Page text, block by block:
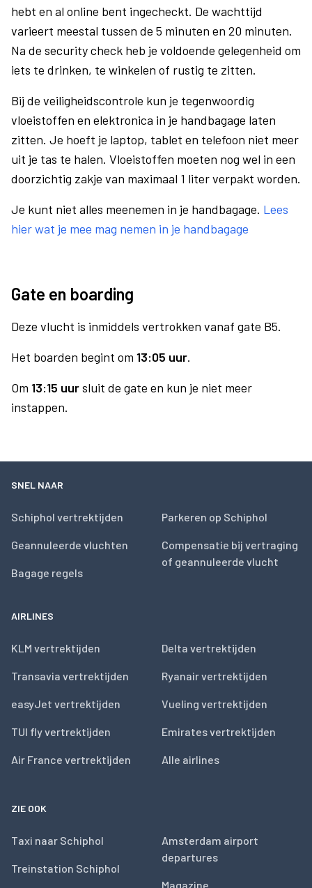
hebt en al online bent ingecheckt. De wachttijd
varieert meestal tussen de 5 minuten en 20 minuten.
Na de security check heb je voldoende gelegenheid om
iets te drinken, te winkelen of rustig te zitten.
Bij de veiligheidscontrole kun je tegenwoordig
vloeistoffen en elektronica in je handbagage laten
zitten. Je hoeft je laptop, tablet en telefoon niet meer
uit je tas te halen. Vloeistoffen moeten nog wel in een
doorzichtig zakje van maximaal 1 liter verpakt worden.
Je kunt niet alles meenemen in je handbagage. Lees
hier wat je mee mag nemen in je handbagage
Gate en boarding
Deze vlucht is inmiddels vertrokken vanaf gate B5.
Het boarden begint om 13:05 uur.
Om 13:15 uursluit de gate en kun je niet meer
instappen.
SNEL NAAR
Schiphol vertrektijden
Geannuleerde vluchten
Bagage regels
Parkeren op Schiphol
Compensatie bij vertraging
of geannuleerde vlucht
AIRLINES
KLM vertrektijden
Transavia vertrektijden
easyJet vertrektijden
TUI fly vertrektijden
Air France vertrektijden
Delta vertrektijden
Ryanair vertrektijden
Vueling vertrektijden
Emirates vertrektijden
Alle airlines
ZIE OOK
Taxi naar Schiphol
Treinstation Schiphol
Amsterdam airport
departures
Magazine